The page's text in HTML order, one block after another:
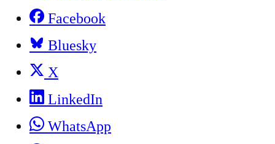
Facebook
Bluesky
X
LinkedIn
WhatsApp